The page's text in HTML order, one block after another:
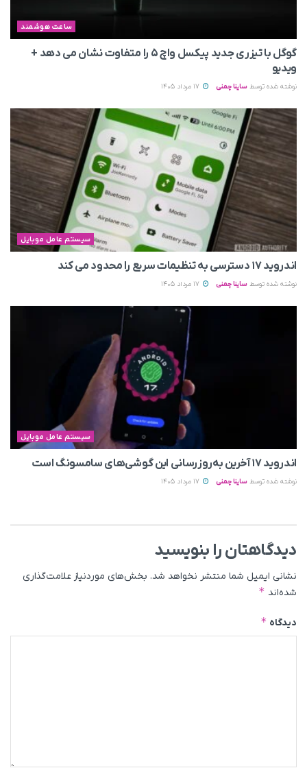
ساعت هوشمند
گوگل با تیزری جدید پیکسل واچ ۵ را متفاوت نشان می‌ دهد +
ویدیو
نوشته شده توسط ساینا چمنی
سیستم عامل موبایل
اندروید ۱۷ دسترسی به تنظیمات سریع را محدود می‌ کند
نوشته شده توسط ساینا چمنی
سیستم عامل موبایل
اندروید ۱۷ آخرین به‌روزرسانی این گوشی‌های سامسونگ است
نوشته شده توسط ساینا چمنی
دیدگاهتان را بنویسید
نشانی ایمیل شما منتشر نخواهد شد. بخش‌های موردنیاز علامت‌گذاری
شده‌اند *
دیدگاه *